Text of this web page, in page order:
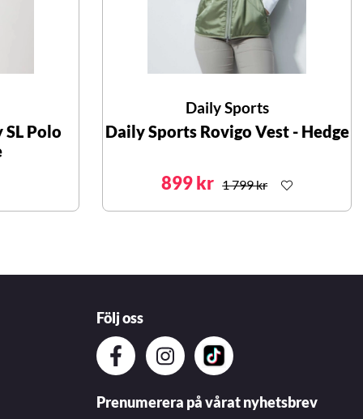
Polo
Daily Sports
Daily Sports Rovigo Vest - Hedge
899 kr 1 799 kr
Följ oss
Prenumerera på vårat nyhetsbrev